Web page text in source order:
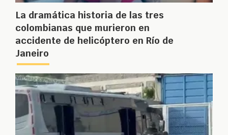
La dramática historia de las tres
colombianas que murieron en
accidente de helicóptero en Río de
Janeiro